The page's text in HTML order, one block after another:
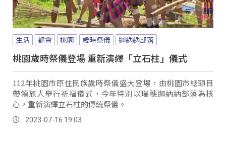
生活 都會 桃園 歲時祭儀 迦納納部落
桃園歲時祭儀登場 重新演繹「立石柱」儀式
112年桃園市原住民族歲時祭儀盛大登場，由桃園市總頭目
帶領族人舉行祈福儀式，今年特別以瑞穗迦納納部落為核
心，重新演繹立石柱的傳統祭儀。
2023-07-16 19:03